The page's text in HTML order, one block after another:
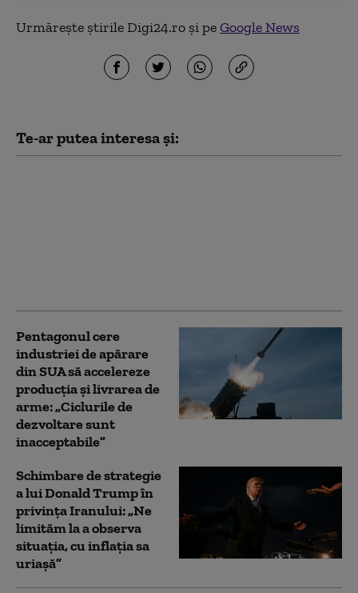
Urmărește știrile Digi24.ro și peGoogle News
Te-ar putea interesa și:
Pentagonul cere
industriei de apărare
din SUA să accelereze
producția și livrarea de
arme: „Ciclurile de
dezvoltare sunt
inacceptabile”
Schimbare de strategie
a lui Donald Trump în
privința Iranului: „Ne
limităm la a observa
situația, cu inflația sa
uriașă”